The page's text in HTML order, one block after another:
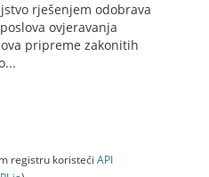
rješenjem odobrava
ovjeravanja
pripreme zakonitih
registru koristeći API